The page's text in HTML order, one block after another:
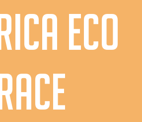
ECO